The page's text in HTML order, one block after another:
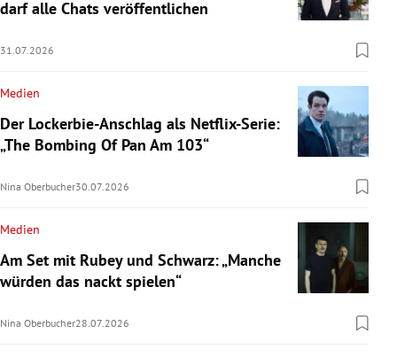
darf alle Chats veröffentlichen
31.07.2026
Medien
Der Lockerbie-Anschlag als Netflix-Serie:
„The Bombing Of Pan Am 103“
Nina Oberbucher30.07.2026
Medien
Am Set mit Rubey und Schwarz: „Manche
würden das nackt spielen“
Nina Oberbucher28.07.2026